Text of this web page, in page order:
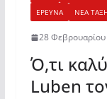
ΕΡΕΥΝΑ
ΝΕΑ
28
Ό,τι
Luben